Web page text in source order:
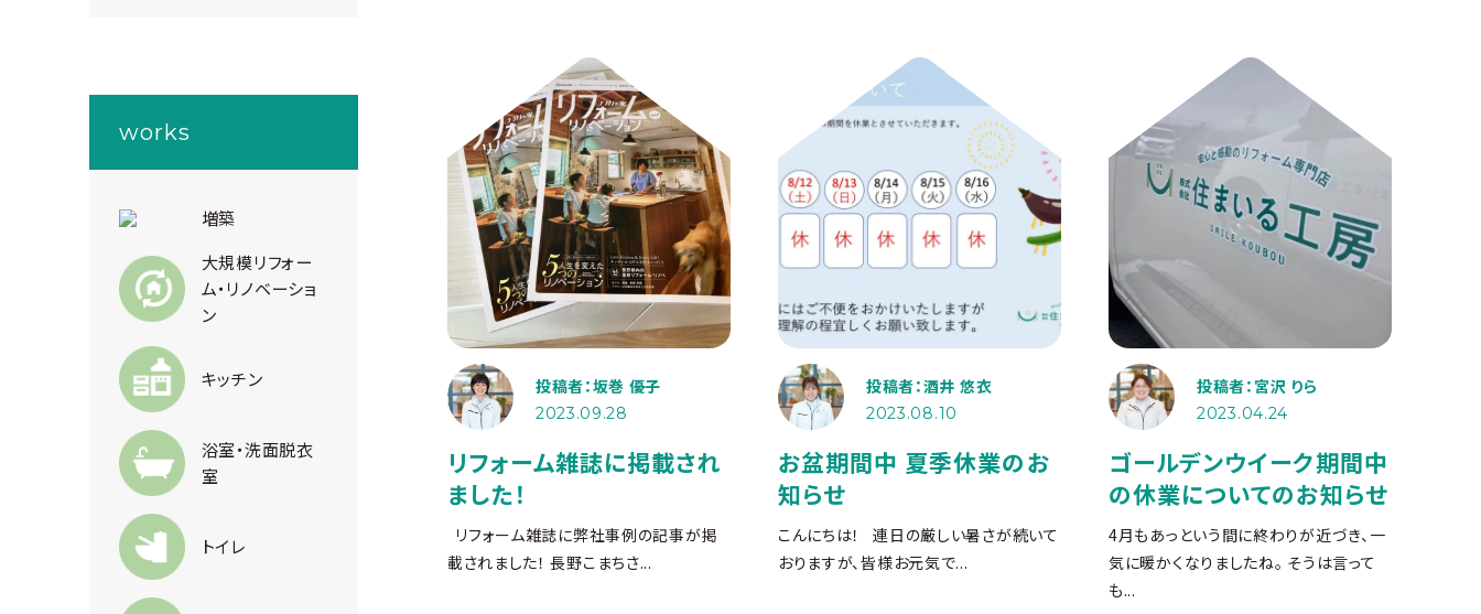
投稿者：坂巻 優子
2023.09.28
リフォーム雑誌に掲載され
ました！
リフォーム雑誌に弊社事例の記事が掲
載されました！ 長野こまちさ...
投稿者：酒井 悠衣
2023.08.10
お盆期間中 夏季休業のお
知らせ
こんにちは！ 連日の厳しい暑さが続いて
おりますが、皆様お元気で...
投稿者：宮沢 りら
2023.04.24
ゴールデンウイーク期間中
の休業についてのお知らせ
4月もあっという間に終わりが近づき、一
気に暖かくなりましたね。 そうは言って
も...
works
増築
大規模リフォー
ム・リノベーショ
ン
キッチン
浴室・洗面脱衣
室
トイレ